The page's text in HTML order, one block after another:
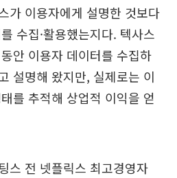
가 이용자에게 설명한 것보다
수집·활용했는지다. 텍사스
안 이용자 데이터를 수집하
설명해 왔지만, 실제로는 이
를 추적해 상업적 이익을 얻
스 전 넷플릭스 최고경영자